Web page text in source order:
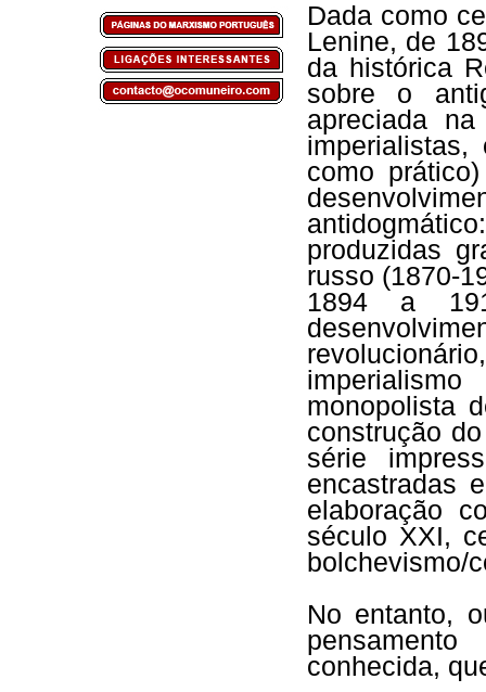
Dada como
Lenine, de
da histórica
sobre o
apreciada
como
produzidas
russo (1870-
1894 a
monopolista
construção
série
encastradas
elaboração
século XXI,
bolchevismo/
No entanto,
conhecida,